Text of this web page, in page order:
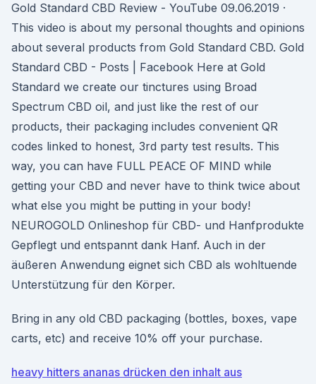
Gold Standard CBD Review - YouTube 09.06.2019 ·
This video is about my personal thoughts and opinions
about several products from Gold Standard CBD. Gold
Standard CBD - Posts | Facebook Here at Gold
Standard we create our tinctures using Broad
Spectrum CBD oil, and just like the rest of our
products, their packaging includes convenient QR
codes linked to honest, 3rd party test results. This
way, you can have FULL PEACE OF MIND while
getting your CBD and never have to think twice about
what else you might be putting in your body!
NEUROGOLD Onlineshop für CBD- und Hanfprodukte
Gepflegt und entspannt dank Hanf. Auch in der
äußeren Anwendung eignet sich CBD als wohltuende
Unterstützung für den Körper.
Bring in any old CBD packaging (bottles, boxes, vape
carts, etc) and receive 10% off your purchase.
heavy hitters ananas drücken den inhalt aus